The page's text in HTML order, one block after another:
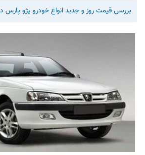
بررسی قیمت روز و جدید انواع خودرو پژو پارس در تاریخ ۱۴